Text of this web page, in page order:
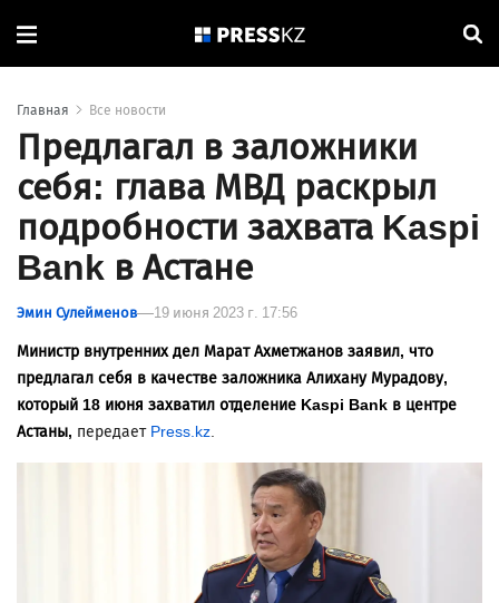
Главная Все новости
Предлагал в заложники
себя: глава МВД раскрыл
подробности захвата Kaspi
Bank в Астане
Эмин Сулейменов 19 июня 2023 г. 17:56
Министр внутренних дел Марат Ахметжанов заявил, что
предлагал себя в качестве заложника Алихану Мурадову,
который 18 июня захватил отделение Kaspi Bank в центре
Астаны, передает Press.kz.